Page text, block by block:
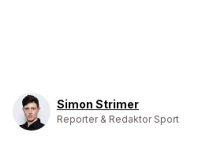
Simon Strimer
Reporter & Redaktor Sport